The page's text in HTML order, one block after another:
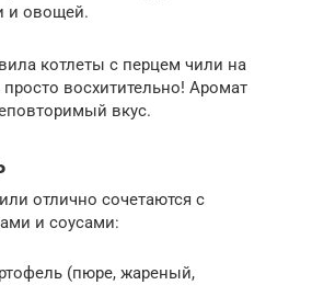
и овощей.
котлеты с перцем чили на
восхитительно! Аромат
вкус.
отлично сочетаются с
и соусами:
(пюре, жареный,